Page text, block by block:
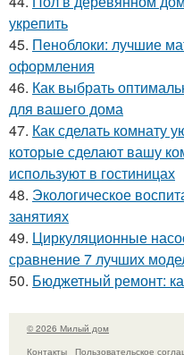
укрепить
45. Пеноблоки: лучшие
оформления
46. Как выбрать
для вашего дома
47. Как сделать комнату
которые сделают вашу
используют в гостиницах
48. Экологическое
занятиях
49. Циркуляционные
сравнение 7 лучших
50. Бюджетный ремонт:
© 2026 Милый дом
Контакты
Пользовательское